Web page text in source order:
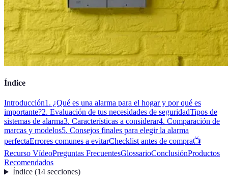
Índice
Introducción1. ¿Qué es una alarma para el hogar y por qué es
importante?2. Evaluación de tus necesidades de seguridadTipos de
sistemas de alarma3. Características a considerar4. Comparación de
marcas y modelos5. Consejos finales para elegir la alarma
perfectaErrores comunes a evitarChecklist antes de compra📺
Recurso VídeoPreguntas FrecuentesGlossarioConclusiónProductos
Recomendados
Índice(14 secciones)